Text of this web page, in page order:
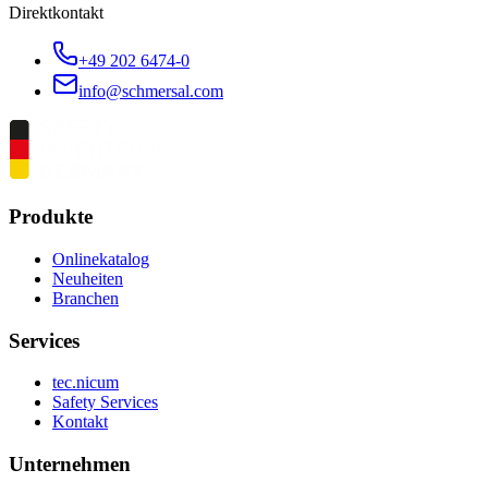
Direktkontakt
+49 202 6474-0
info@schmersal.com
Produkte
Onlinekatalog
Neuheiten
Branchen
Services
tec.nicum
Safety Services
Kontakt
Unternehmen